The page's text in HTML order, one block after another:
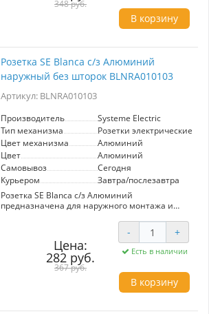
высокая безопасность и удобство
использования. Идеально подходит для
установки в жилых и коммерческих
348 руб.
В корзину
Розетка SE Blanca с/з Алюминий
наружный без шторок BLNRA010103
Артикул: BLNRA010103
Производитель
Systeme Electric
Тип механизма
Розетки электрические
Цвет механизма
Алюминий
Цвет
Алюминий
Самовывоз
Сегодня
Курьером
Завтра/послезавтра
Розетка SE Blanca с/з Алюминий
предназначена для наружного монтажа и
электрических приборов. Элегантный
алюминиевый корпус гармонично впишется в
любой интерьер. Отсутствие шторок
гарантирует удобство в использовании, а
высокое качество от Systeme Electric
обеспечивает долговечность и безопасность.
Цена:
282 руб.
367 руб.
- +
Есть в наличии
В корзину